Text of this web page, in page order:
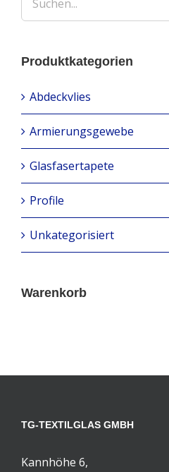
Produktkategorien
Abdeckvlies
Armierungsgewebe
Glasfasertapete
Profile
Unkategorisiert
Warenkorb
TG-TEXTILGLAS GMBH
Kannhöhe 6,